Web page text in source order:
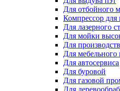
Для отбойного
Компрессор для
Для лазерного
Для мойки
Для
Для мебельного
Для автосервиса
Для буровой
Для газовой
Для